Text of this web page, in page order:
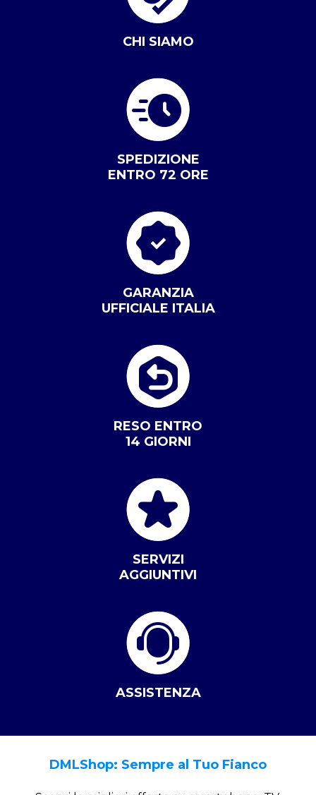
CHI SIAMO
SPEDIZIONE
ENTRO 72 ORE
GARANZIA
UFFICIALE ITALIA
RESO ENTRO
14 GIORNI
SERVIZI
AGGIUNTIVI
ASSISTENZA
DMLShop: Sempre al Tuo Fianco